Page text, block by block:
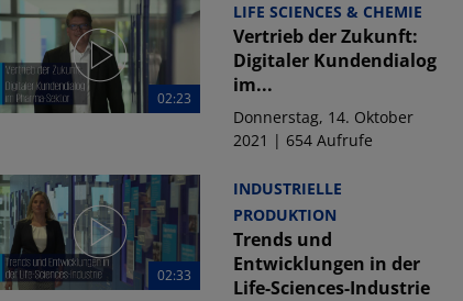
02:23
LIFE SCIENCES & CHEMIE
Vertrieb der Zukunft:
Digitaler Kundendialog
im...
Donnerstag, 14. Oktober
2021 | 654 Aufrufe
02:33
INDUSTRIELLE
PRODUKTION
Trends und
Entwicklungen in der
Life-Sciences-Industrie